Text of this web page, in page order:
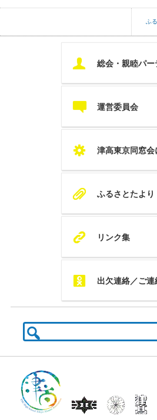
ふ
U 総会・親睦パー
c 運営委員会
S 津高東京同窓会
A ふるさとたより
K リンク集
Q 出欠連絡／ご連
検
索: